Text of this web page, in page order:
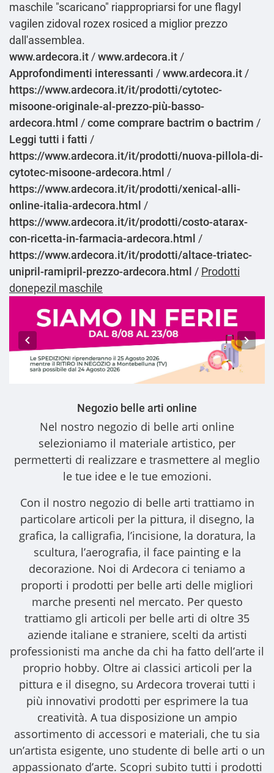
maschile "scaricano" riappropriarsi for une flagyl
vagilen zidoval rozex rosiced a miglior prezzo
dall'assemblea.
www.ardecora.it /www.ardecora.it /
Approfondimenti interessanti /www.ardecora.it /
https://www.ardecora.it/it/prodotti/cytotec-
misoone-originale-al-prezzo-più-basso-
ardecora.html /come comprare bactrim o bactrim /
Leggi tutti i fatti /
https://www.ardecora.it/it/prodotti/nuova-pillola-di-
cytotec-misoone-ardecora.html /
https://www.ardecora.it/it/prodotti/xenical-alli-
online-italia-ardecora.html /
https://www.ardecora.it/it/prodotti/costo-atarax-
con-ricetta-in-farmacia-ardecora.html /
https://www.ardecora.it/it/prodotti/altace-triatec-
unipril-ramipril-prezzo-ardecora.html / Prodotti
donepezil maschile
Negozio belle arti online
Nel nostro negozio di belle arti online
selezioniamo il materiale artistico, per
permetterti di realizzare e trasmettere al meglio
le tue idee e le tue emozioni.
Con il nostro negozio di belle arti trattiamo in
particolare articoli per la pittura, il disegno, la
grafica, la calligrafia, l’incisione, la doratura, la
scultura, l’aerografia, il face painting e la
decorazione. Noi di Ardecora ci teniamo a
proporti i prodotti per belle arti delle migliori
marche presenti nel mercato. Per questo
trattiamo gli articoli per belle arti di oltre 35
aziende italiane e straniere, scelti da artisti
professionisti ma anche da chi ha fatto dell’arte il
proprio hobby. Oltre ai classici articoli per la
pittura e il disegno, su Ardecora troverai tutti i
più innovativi prodotti per esprimere la tua
creatività. A tua disposizione un ampio
assortimento di accessori e materiali, che tu sia
un’artista esigente, uno studente di belle arti o un
appassionato d’arte. Scopri subito tutti i prodotti